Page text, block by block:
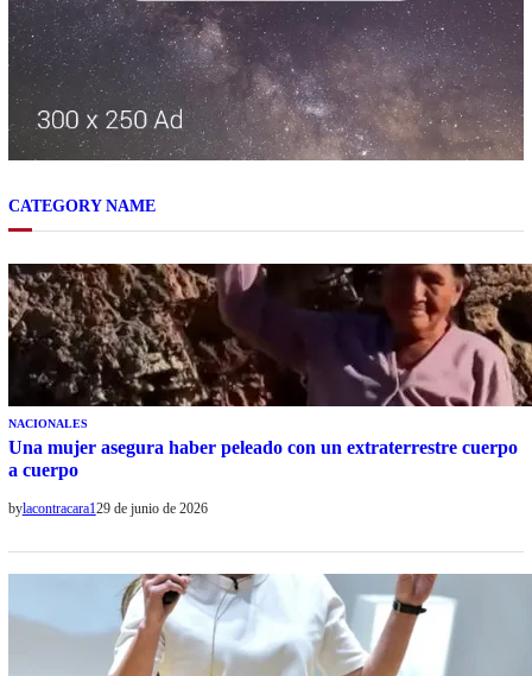
CATEGORY NAME
NACIONALES
Una mujer asegura haber peleado con un extraterrestre cuerpo
a cuerpo
bylacontracara129 de junio de 2026